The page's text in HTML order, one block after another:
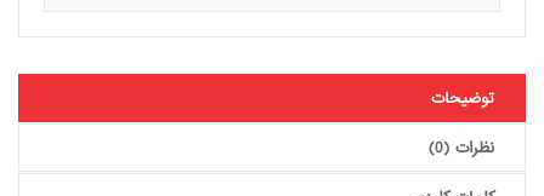
توضیحات
نظرات (0)